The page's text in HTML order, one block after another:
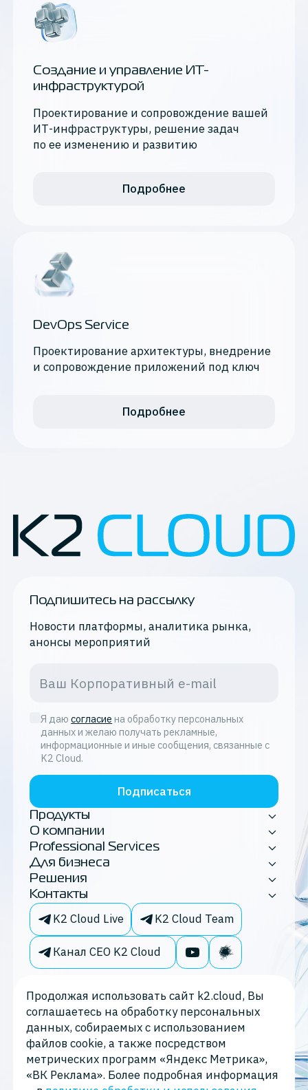
Создание и управление ИТ-
инфраструктурой
Проектирование и сопровождение вашей
ИТ-инфраструктуры, решение задач
по ее изменению и развитию
Подробнее
DevOps Service
Проектирование архитектуры, внедрение
и сопровождение приложений под ключ
Подробнее
Подпишитесь на рассылку
Новости платформы, аналитика рынка,
анонсы мероприятий
Я даю согласие на обработку персональных
данных и желаю получать рекламные,
информационные и иные сообщения, связанные с
K2 Cloud.
Подписаться
Продукты
О компании
Professional Services
Для бизнеса
Решения
Контакты
K2 Cloud Live K2 Cloud Team
Канал CEO K2 Cloud
Продолжая использовать сайт k2.cloud, Вы
соглашаетесь на обработку персональных
данных, собираемых с использованием
файлов cookie, а также посредством
метрических программ «Яндекс Метрика»,
«ВК Реклама». Более подробная информация